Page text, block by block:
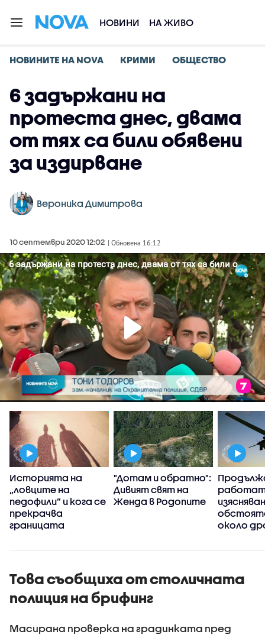
НОВИНИ НА ЖИВО
НОВИНИТЕ НА NOVA КРИМИ ОБЩЕСТВО
6 задържани на
протеста днес, двама
от тях са били обявени
за издирване
Вероника Димитрова
10 септември 2020 12:02 | Обновена 16:12
Историята на
„ловците на
педофили” и кога се
прекрачва
границата
"Дотам и обратно":
Дивият свят на
Женда в Родопите
около
Това съобщиха от столичната
полиция на брифинг
Масирана проверка на градинката пред